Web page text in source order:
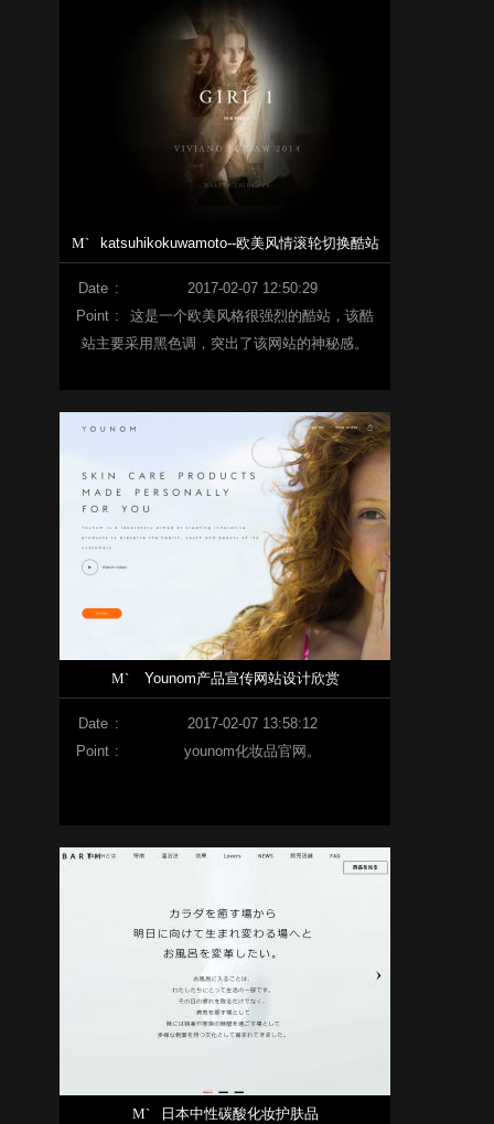
M` katsuhikokuwamoto--欧美风情滚轮切换酷站
Date :
2017-02-07 12:50:29
Point :
这是一个欧美风格很强烈的酷站，该酷
站主要采用黑色调，突出了该网站的神秘感。
M` Younom产品宣传网站设计欣赏
Date :
2017-02-07 13:58:12
Point : younom化妆品官网。
M` 日本中性碳酸化妆护肤品